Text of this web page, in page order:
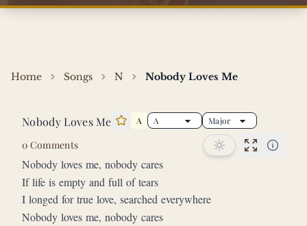
Home Songs N Nobody Loves Me
Nobody Loves Me Star this song
A
0 Comments
Nobody loves me, nobody cares
If life is empty and full of tears
I longed for true love, searched everywhere
Nobody loves me, nobody cares